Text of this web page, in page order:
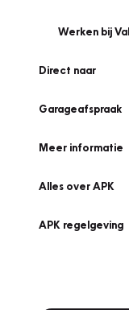
Werken bij
Direct naar
Garageafspraak
Meer informatie
Alles over APK
APK regelgeving